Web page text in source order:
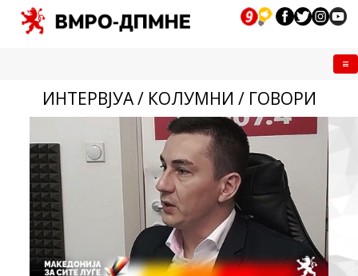
ИНТЕРВЈУА / КОЛУМНИ / ГОВОРИ